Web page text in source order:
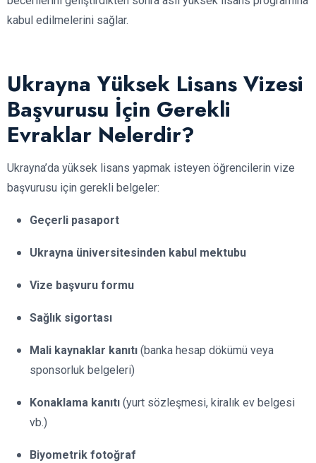
kabul edilmelerini sağlar.
Ukrayna Yüksek Lisans Vizesi
Başvurusu İçin Gerekli
Evraklar Nelerdir?
Ukrayna’da yüksek lisans yapmak isteyen öğrencilerin vize
başvurusu için gerekli belgeler:
Geçerli pasaport
Ukrayna üniversitesinden kabul mektubu
Vize başvuru formu
Sağlık sigortası
Mali kaynaklar kanıtı (banka hesap dökümü veya
sponsorluk belgeleri)
Konaklama kanıtı (yurt sözleşmesi, kiralık ev belgesi
vb.)
Biyometrik fotoğraf